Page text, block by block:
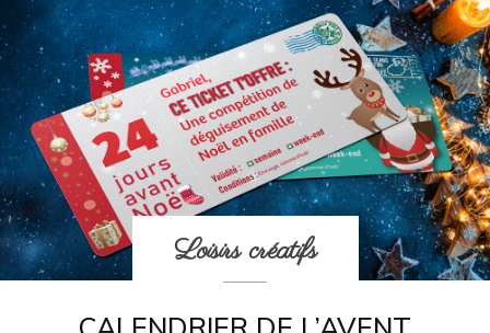
Loisirs créatifs